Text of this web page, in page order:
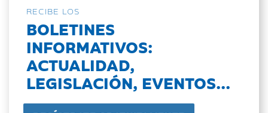
RECIBE LOS
BOLETINES
INFORMATIVOS:
ACTUALIDAD,
LEGISLACIÓN, EVENTOS...